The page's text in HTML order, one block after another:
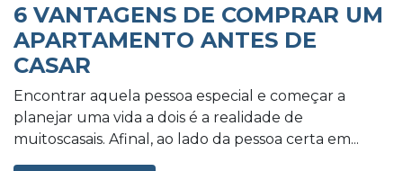
6 VANTAGENS DE COMPRAR UM
APARTAMENTO ANTES DE
CASAR
Encontrar aquela pessoa especial e começar a
planejar uma vida a dois é a realidade de
muitoscasais. Afinal, ao lado da pessoa certa em...